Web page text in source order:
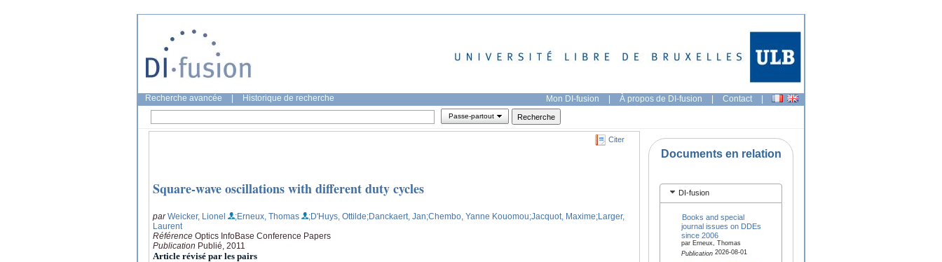
Recherche avancée Historique de recherche Mon DI-fusion | À propos de DI-fusion | Contact |
Passe-partout
Citer
Square-wave oscillations with different duty cycles
parWeicker, Lionel ;Erneux, Thomas ;D'Huys, Ottilde;Danckaert, Jan;Chembo, Yanne Kouomou;Jacquot, Maxime;Larger,
Laurent
Référence Optics InfoBase Conference Papers
Publication Publié, 2011
Article révisé par les pairs
Documents en relation
DI-fusion
Books and special
journal issues on DDEs
since 2006
par Erneux, Thomas
Publication2026-08-01